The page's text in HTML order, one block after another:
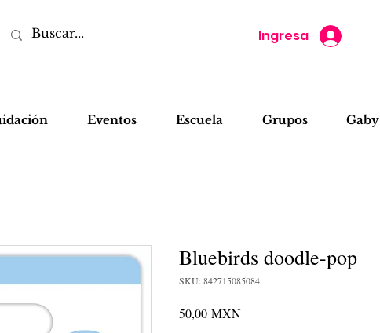
Ingresa
Eventos Escuela Grupos Gaby
Bluebirds doodle-pop
SKU: 842715085084
50,00 MXNPrecio